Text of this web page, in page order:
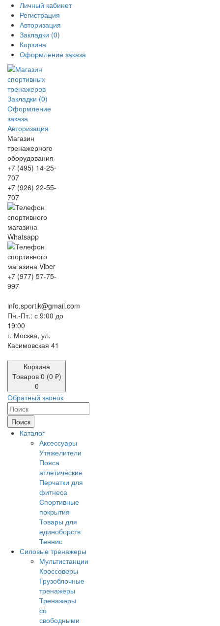
Личный кабинет
Регистрация
Авторизация
Закладки (0)
Корзина
Оформление заказа
Закладки (0)
Оформление
заказа
Авторизация
Магазин
тренажерного
оборудования
+7 (495) 14-25-
707
+7 (926) 22-55-
707
+7 (977) 57-75-
997
info.sportik@gmail.com
Пн.-Пт.: с 9:00 до
19:00
г. Москва, ул.
Касимовская 41
Корзина
Товаров 0 (0 ₽)
0
Обратный звонок
Поиск
Каталог
Аксессуары
Утяжелители
Пояса
атлетические
Перчатки для
фитнеса
Спортивные
покрытия
Товары для
единоборств
Теннис
Силовые тренажеры
Мультистанции
Кроссоверы
Грузоблочные
тренажеры
Тренажеры
со
свободными